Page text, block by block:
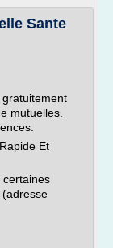
Sante
gratuitement
mutuelles.
Et
certaines